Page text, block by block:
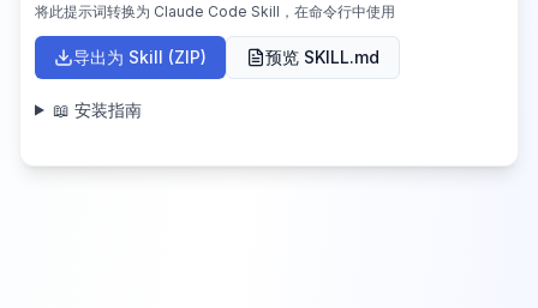
将此提示词转换为 Claude Code Skill，在命令行中使用
导出为 Skill (ZIP) 预览 SKILL.md
📖 安装指南